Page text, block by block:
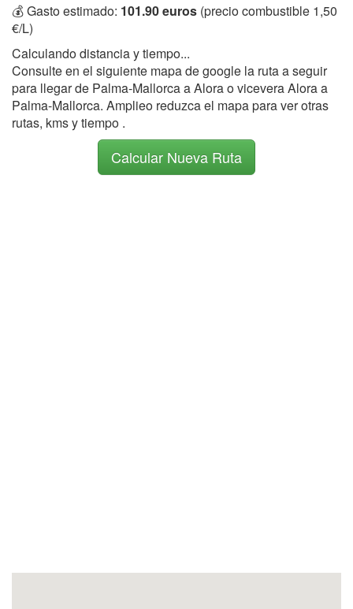
💰 Gasto estimado: 101.90 euros (precio combustible 1,50
€/L)
Calculando distancia y tiempo...
Consulte en el siguiente mapa de google la ruta a seguir
para llegar de Palma-Mallorca a Alora o vicevera Alora a
Palma-Mallorca. Amplieo reduzca el mapa para ver otras
rutas, kms y tiempo .
Calcular Nueva Ruta